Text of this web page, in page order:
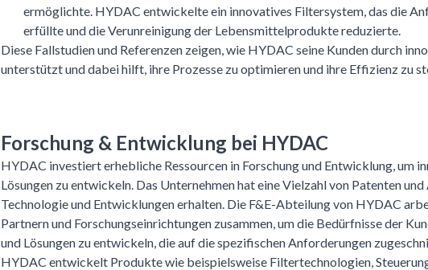
ermöglichte. HYDAC entwickelte ein innovatives Filtersystem, das die
erfüllte und die Verunreinigung der Lebensmittelprodukte reduzierte.
Diese Fallstudien und Referenzen zeigen, wie HYDAC seine Kunden durch
unterstützt und dabei hilft, ihre Prozesse zu optimieren und ihre Effizienz zu
Forschung & Entwicklung bei HYDAC
HYDAC investiert erhebliche Ressourcen in Forschung und Entwicklung, um
Lösungen zu entwickeln. Das Unternehmen hat eine Vielzahl von Patenten
Technologie und Entwicklungen erhalten. Die F&E-Abteilung von HYDAC
Partnern und Forschungseinrichtungen zusammen, um die Bedürfnisse der
und Lösungen zu entwickeln, die auf die spezifischen Anforderungen
HYDAC entwickelt Produkte wie beispielsweise Filtertechnologien,